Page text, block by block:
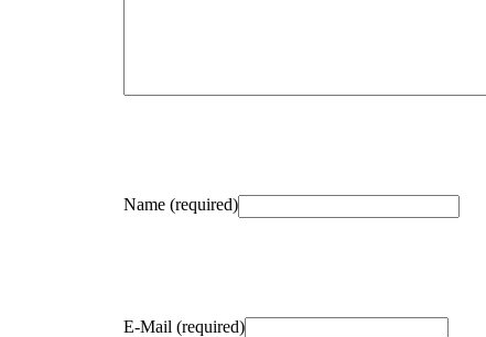
Name (required)
E-Mail (required)